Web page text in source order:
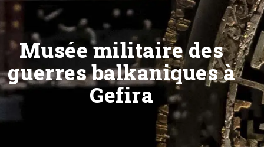
Musée militaire des
guerres balkaniques à
Gefira